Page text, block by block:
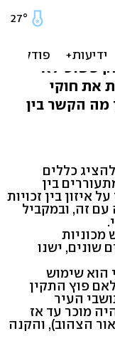
שהם
פשוט לא
את חוקי
מה הקשר בין
כללים
בין
איזון בין זכויות
זה, ובמקביל
מכוניות
שונים, ישנו
הוא שימוש
וילאם פוץ התקין
העיר
מוכר עד אז
הצהוב), והקנה